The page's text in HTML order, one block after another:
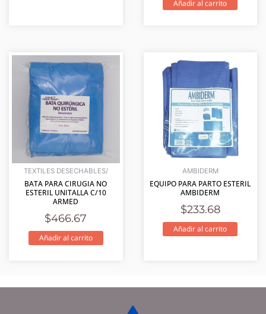
Añadir al carrito
TEXTILES DESECHABLES/
BATA PARA CIRUGIA NO
ESTERIL UNITALLA C/10
ARMED
$466.67
Añadir al carrito
AMBIDERM
EQUIPO PARA PARTO ESTERIL
AMBIDERM
$233.68
Añadir al carrito